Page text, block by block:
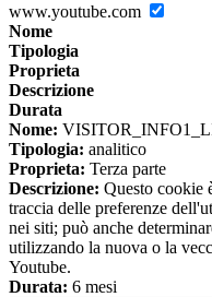
www.youtube.com
Nome
Tipologia
Proprieta
Descrizione
Durata
Nome:
Tipologia: analitico
Proprieta: Terza parte
Descrizione: Questo cookie
traccia delle preferenze
nei siti; può anche
utilizzando la nuova o la
Youtube.
Durata: 6 mesi